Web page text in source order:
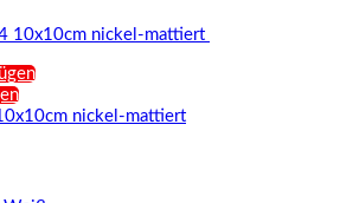
nickel-mattiert